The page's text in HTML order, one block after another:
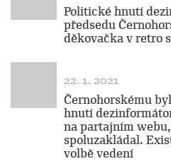
Politické hnutí
předsedu
děkovačka v retro
22. 1. 2021
Černohorskému
hnutí
na partajním
spoluzakládal.
volbě vedení